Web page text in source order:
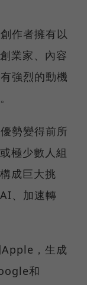
作者擁有以
業家、內容
強烈的動機
勢變得前所
極少數人組
成巨大挑
、加速轉
，生成
和